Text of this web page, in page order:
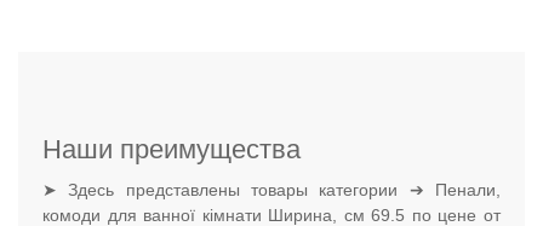
Наши преимущества
➤ Здесь представлены товары категории ➔ Пенали,
комоди для ванної кімнати Ширина, см 69.5 по цене от